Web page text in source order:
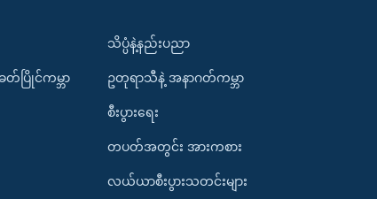
ပြိုင်ကမ္ဘာ
သိပ္ပံနဲ့နည်းပညာ
ဥတုရာသီနဲ့ အနာဂတ်ကမ္ဘာ
စီးပွားရေး
တပတ်အတွင်း အားကစား
လယ်ယာစီးပွားသတင်းများ